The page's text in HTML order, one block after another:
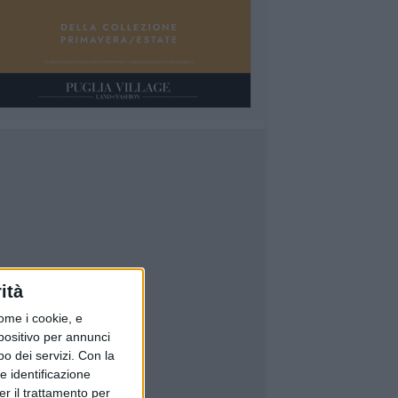
i cookie, e
per annunci
dei servizi. Con la
identificazione
il trattamento per